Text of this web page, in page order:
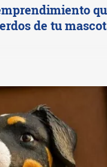
de tu